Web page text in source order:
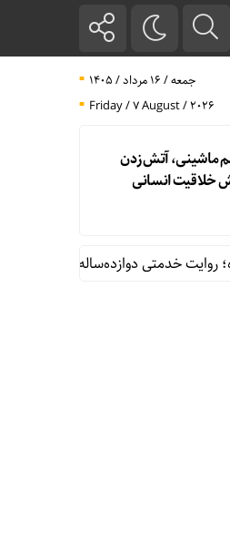
جمعه / ۱۶ مرداد / ۱۴۰۵
Friday / 7 August / 2026
ماشینی، آتش زدن
خلاقیت انسانی
خدمتی دوازده‌ساله در مسیر زوار